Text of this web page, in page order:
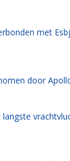
met
door